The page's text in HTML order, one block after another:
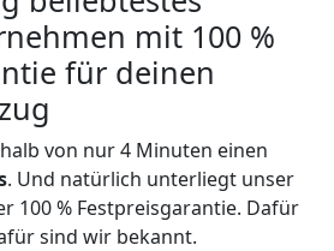
mit 100 %
für deinen
von nur 4 Minuten einen
. Und natürlich unterliegt unser
100 % Festpreisgarantie. Dafür
sind wir bekannt.